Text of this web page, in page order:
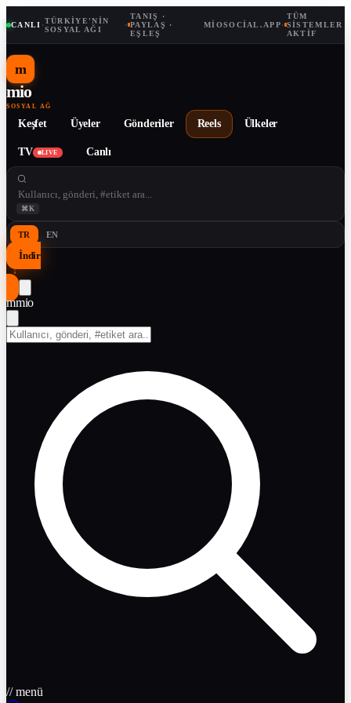
CANLI ·TÜRKIYE'NIN
SOSYAL AĞI
·
TANIŞ ·
PAYLAŞ ·
EŞLEŞ
MIOSOCIAL.APP·
TÜM
SISTEMLER
AKTIF
m
mio
SOSYAL AĞ
Keşfet Üyeler Gönderiler Reels Ülkeler
TV LIVE Canlı
⌘K
TR EN
İndir
↓
mmio
// menü